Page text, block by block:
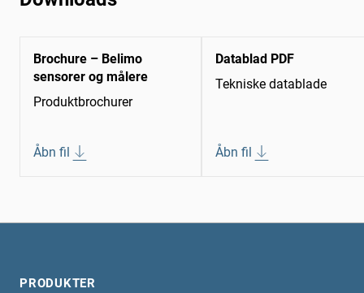
Brochure – Belimo
sensorer og målere
Produktbrochurer
Åbn fil
Datablad PDF
Tekniske datablade
Åbn fil
PRODUKTER